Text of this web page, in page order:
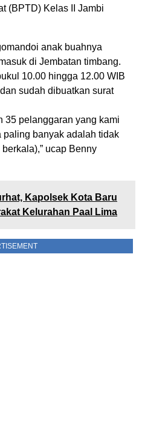
(BPTD) Kelas II Jambi
anak buahnya
di Jembatan timbang.
10.00 hingga 12.00 WIB
sudah dibuatkan surat
35 pelanggaran yang kami
paling banyak adalah tidak
ucap Benny
Kapolsek Kota Baru
Kelurahan Paal Lima